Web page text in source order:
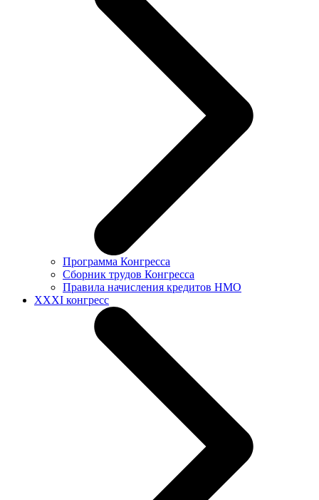
Программа Конгресса
Сборник трудов Конгресса
Правила начисления кредитов НМО
XXXI конгресс